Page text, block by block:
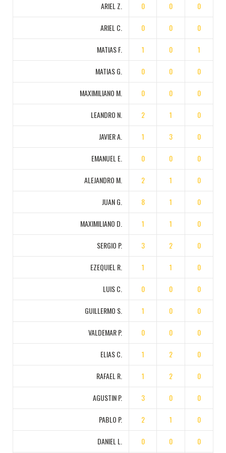
ARIEL Z. 0 0 0
ARIEL C. 0 0 0
MATIAS F. 1 0 1
MATIAS G. 0 0 0
MAXIMILIANO M. 0 0 0
LEANDRO N. 2 1 0
JAVIER A. 1 3 0
EMANUEL E. 0 0 0
ALEJANDRO M. 2 1 0
JUAN G. 8 1 0
MAXIMILIANO D. 1 1 0
SERGIO P. 3 2 0
EZEQUIEL R. 1 1 0
LUIS C. 0 0 0
GUILLERMO S. 1 0 0
VALDEMAR P. 0 0 0
ELIAS C. 1 2 0
RAFAEL R. 1 2 0
AGUSTIN P. 3 0 0
PABLO P. 2 1 0
DANIEL L. 0 0 0